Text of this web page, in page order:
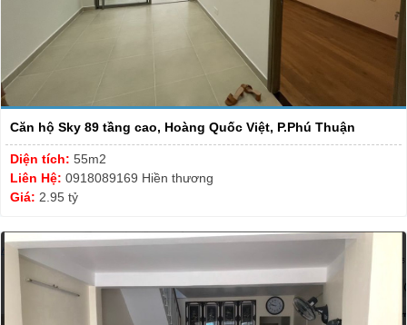
Căn hộ Sky 89 tầng cao, Hoàng Quốc Việt, P.Phú Thuận
Diện tích: 55m2
Liên Hệ: 0918089169 Hiền thương
Giá: 2.95 tỷ